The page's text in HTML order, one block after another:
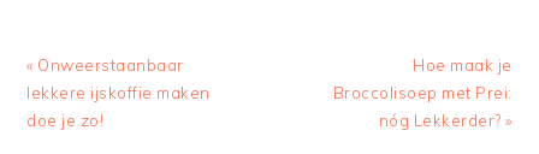
Previous
Post:
« Onweerstaanbaar
lekkere ijskoffie maken
doe je zo!
Next
Post:
Hoe maak je
Broccolisoep met Prei:
nóg Lekkerder? »